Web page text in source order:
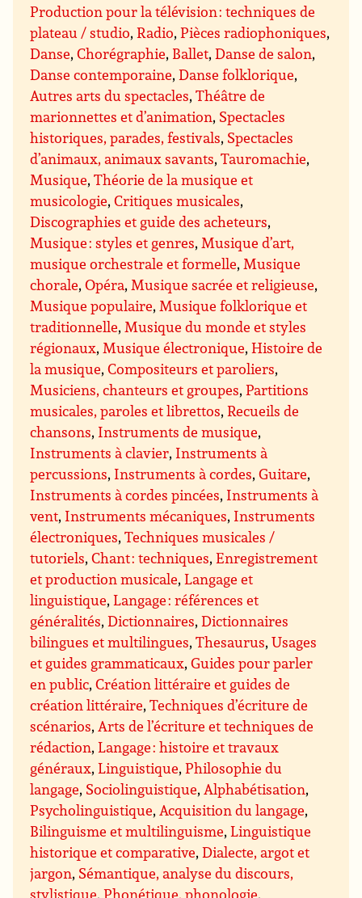
Production pour la télévision : techniques de
plateau / studio,Radio,Pièces radiophoniques,
Danse,Chorégraphie, Ballet,Danse de salon,
Danse contemporaine,Danse folklorique,
Autres arts du spectacles,Théâtre de
marionnettes et d’animation, Spectacles
historiques, parades, festivals, Spectacles
d’animaux, animaux savants,Tauromachie,
Musique,Théorie de la musique et
musicologie,Critiques musicales,
Discographies et guide des acheteurs,
Musique : styles et genres,Musique d’art,
musique orchestrale et formelle,Musique
chorale,Opéra,Musique sacrée et religieuse,
Musique populaire,Musique folklorique et
traditionnelle,Musique du monde et styles
régionaux,Musique électronique,Histoire de
la musique,Compositeurs et paroliers,
Musiciens, chanteurs et groupes,Partitions
musicales, paroles et librettos,Recueils de
chansons, Instruments de musique,
Instruments à clavier, Instruments à
percussions, Instruments à cordes,Guitare,
Instruments à cordes pincées, Instruments à
vent, Instruments mécaniques, Instruments
électroniques,Techniques musicales /
tutoriels,Chant : techniques,Enregistrement
et production musicale,Langage et
linguistique,Langage : références et
généralités,Dictionnaires,Dictionnaires
bilingues et multilingues,Thesaurus,Usages
et guides grammaticaux,Guides pour parler
en public,Création littéraire et guides de
création littéraire,Techniques d’écriture de
scénarios,Arts de l’écriture et techniques de
rédaction,Langage : histoire et travaux
généraux,Linguistique,Philosophie du
langage, Sociolinguistique,Alphabétisation,
Psycholinguistique,Acquisition du langage,
Bilinguisme et multilinguisme,Linguistique
historique et comparative,Dialecte, argot et
jargon, Sémantique, analyse du discours,
stylistique,Phonétique, phonologie,